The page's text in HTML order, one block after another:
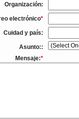
Organización:
electrónico*
Cuidad y país:
Asunto::
Mensaje:*